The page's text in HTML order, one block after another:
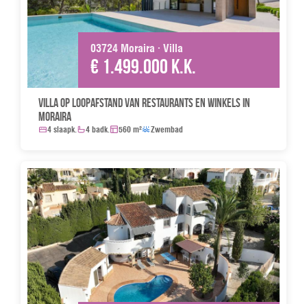
03724 Moraira · Villa
€ 1.499.000 k.k.
Villa op loopafstand van restaurants en winkels in
Moraira
4 slaapk. 4 badk. 560 m² Zwembad